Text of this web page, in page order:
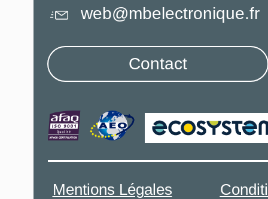
Mentions Légales
web@mbelectronique.fr
Contact